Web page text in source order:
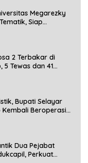
Megarezky
Siap
2 Terbakar di
5 Tewas dan 41
Bupati Selayar
Kembali Beroperasi
Dua Pejabat
Perkuat